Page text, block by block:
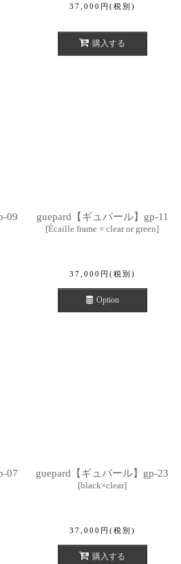
37,000 円 (税別)
購入する
09 guepard【ギュパール】gp-11
[Écaille frame × clear or green]
37,000 円 (税別)
Option
07 guepard【ギュパール】gp-23
[black×clear]
37,000 円 (税別)
購入する